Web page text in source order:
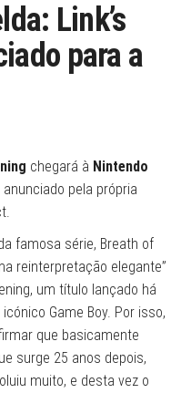
Link’s
para a
chegará à Nintendo
pela própria
famosa série, Breath of
reinterpretação elegante”
um título lançado há
Game Boy. Por isso,
que basicamente
surge 25 anos depois,
muito, e desta vez o